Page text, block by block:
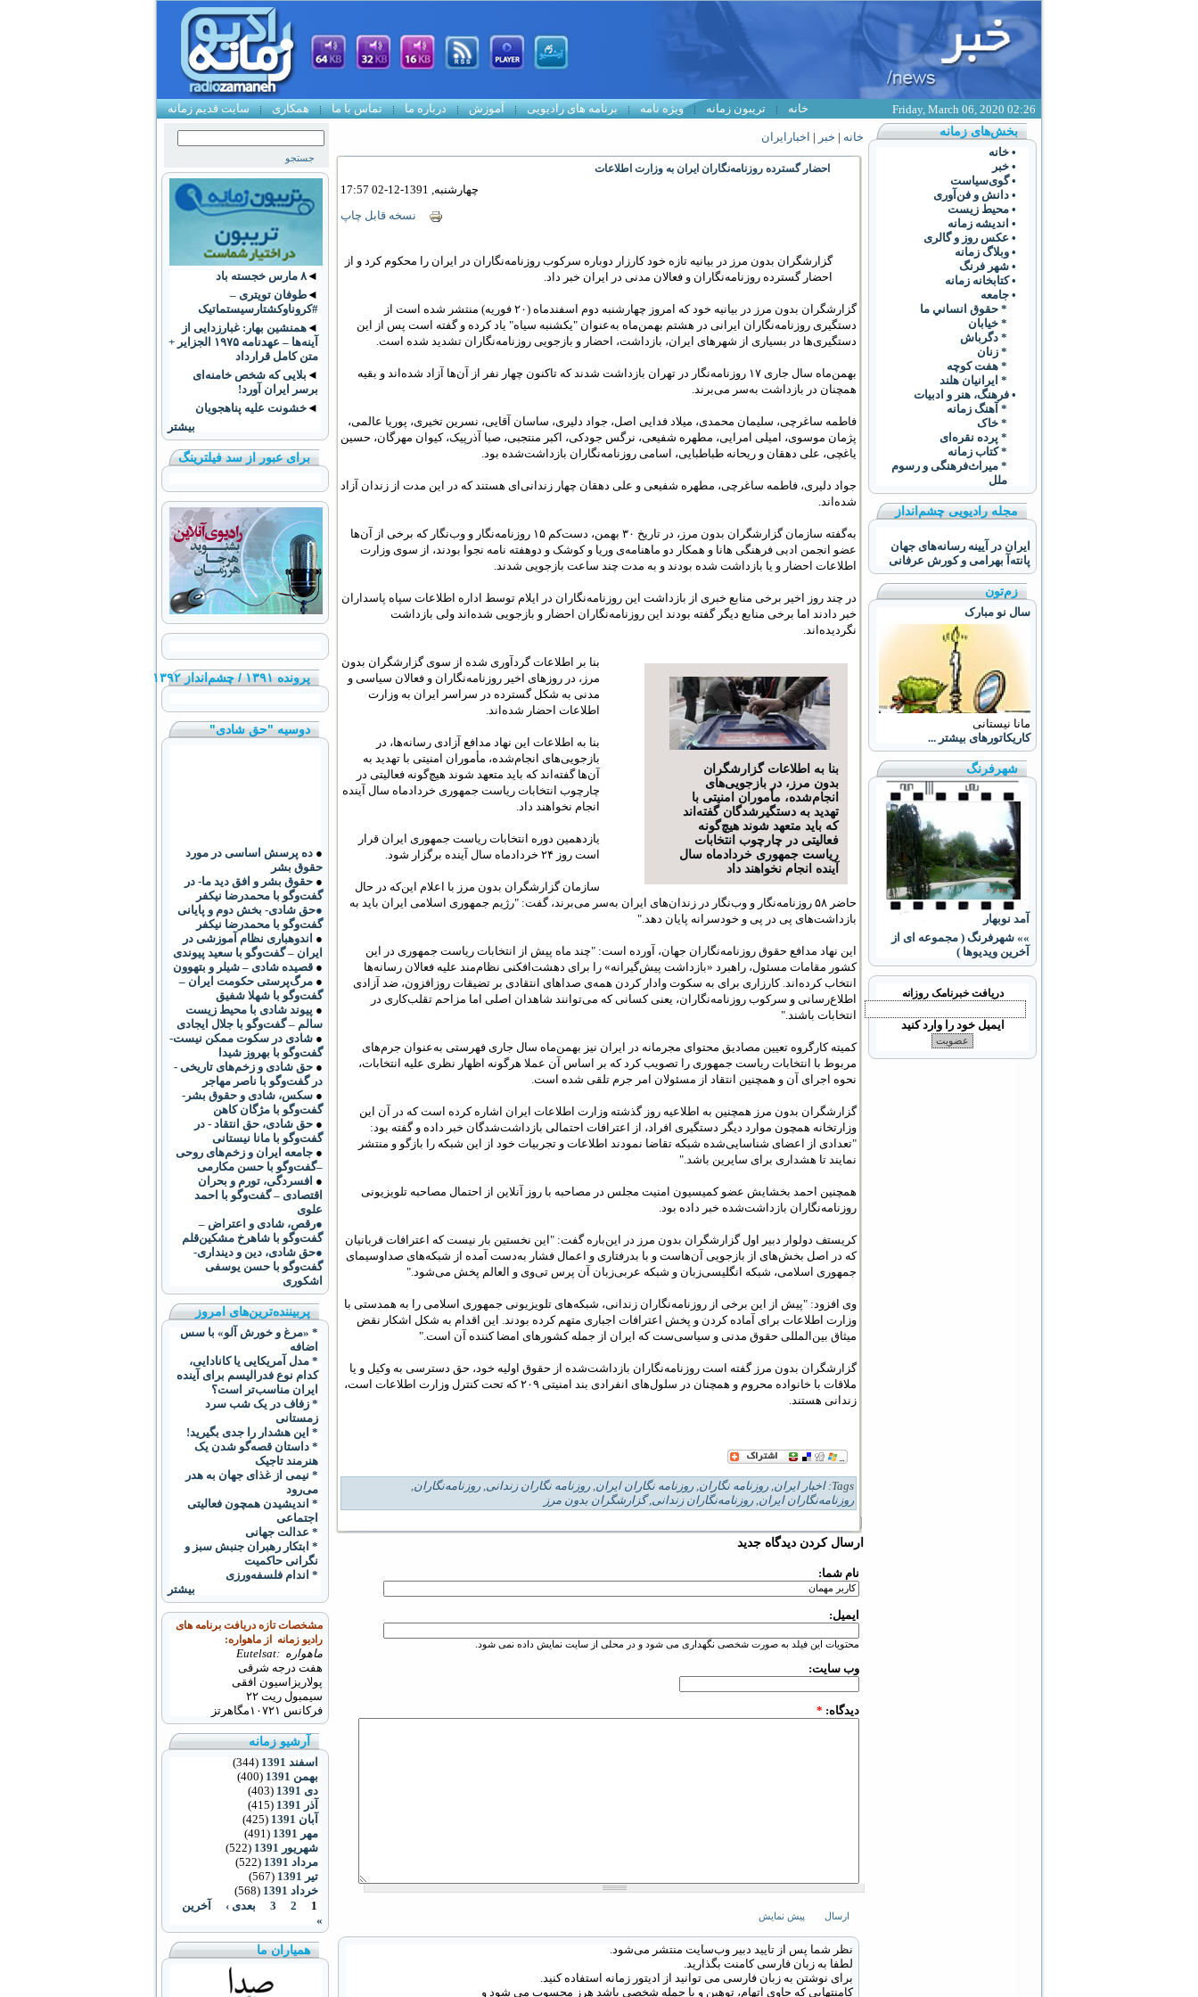
سایت قدیم زمانه همکاری تماس با ما درباره ما آموزش برنامه های رادیویی ویژه نامه تریبون زمانه خانه
بخش‌های زمانه
• خانه
• خبر
• گوی‌سياست
• دانش و فن‌آوری
• محیط زیست
• انديشه زمانه
• عکس روز و گالری
• وبلاگ زمانه
• شهر فرنگ
• کتابخانه زمانه
• جامعه
* حقوق انساني ما
* خيابان
* دگرباش
* زنان
* هفت کوچه
* ايرانيان هلند
• فرهنگ،‌ هنر و ادبيات
* آهنگ زمانه
* خاک
* پرده نقره‌ای
* کتاب زمانه
* ميراث‌فرهنگی و رسوم
ملل
مجله رادیویی چشم‌انداز
ایران در آیینه رسانه‌های جهان
پانته‌آ بهرامی و کورش عرفانی
زم‌تون
سال نو مبارک
مانا نیستانی
کاریکاتورهای بیشتر ...
شهرفرنگ
آمد نوبهار
»» شهرفرنگ ( مجموعه ای از
آخرین ویدیوها )
Friday, March 06, 2020 02:26
دریافت خبرنامک روزانه
ایمیل خود را وارد کنید
خانه | خبر | اخبارایران
احضار گسترده روزنامه‌نگاران ايران به وزارت اطلاعات
چهارشنبه, 1391-12-02 17:57
نسخه قابل چاپ
گزارشگران بدون مرز در بيانيه تازه خود کارزار دوباره سرکوب روزنامه‌نگاران در ايران را محکوم کرد و از
احضار گسترده روزنامه‌نگاران و فعالان مدنی در ايران خبر داد.
گزارشگران بدون مرز در بيانيه خود که امروز چهارشنبه دوم اسفندماه (۲۰ فوريه) منتشر شده است از
دستگيری روزنامه‌نگاران ايرانی در هشتم بهمن‌ماه به‌عنوان "يکشنبه سياه" ياد کرده و گفته است پس از اين
دستگيری‌ها در بسياری از شهرهای ايران، بازداشت، احضار و بازجويی روزنامه‌نگاران تشديد شده است.
بهمن‌ماه سال جاری ۱۷ روزنامه‌نگار در تهران بازداشت شدند که تاکنون چهار نفر از آن‌ها آزاد شده‌اند و بقيه
همچنان در بازداشت به‌سر می‌برند.
فاطمه ساغرچی، سليمان محمدی، ميلاد فدايی اصل، جواد دليری، ساسان آقايی، نسرين تخيری، پوريا عالمی،
پژمان موسوی، اميلی امرايی، مطهره شفيعی، نرگس جودکی، اکبر منتجبی، صبا آذرپيک، کيوان مهرگان، حسين
ياغچی، علی دهقان و ريحانه طباطبايی، اسامی روزنامه‌نگاران بازداشت‌شده بود.
جواد دليری، فاطمه ساغرچی، مطهره شفيعی و علی دهقان چهار زندانی‌ای هستند که در اين مدت از زندان آزاد
شده‌اند.
به‌گفته سازمان گزارشگران بدون مرز، در تاريخ ٣٠ بهمن، دست‌کم ۱۵ روزنامه‌نگار و وب‌نگار که برخی از آن‌ها
عضو انجمن ادبی فرهنگی هانا و همکار دو ماهنامه‌ی وريا و کوشک و دوهفته نامه نجوا بودند، از سوی وزارت
اطلاعات احضار و يا بازداشت شده بودند و به مدت چند ساعت بازجويی شدند.
در چند روز اخير برخی منابع خبری از بازداشت اين روزنامه‌نگاران در ايلام توسط اداره اطلاعات سپاه پاسداران
خبر دادند اما برخی منابع ديگر گفته‌ بودند این روزنامه‌نگاران احضار و بازجویی شده‌اند ولی بازداشت
نگردیده‌اند.
بنا به اطلاعات گزارشگران
بدون مرز، در بازجويی‌های
انجام‌شده، مأموران امنيتی با
تهديد به دستگيرشدگان گفته‌اند
که بايد متعهد شوند هيچ‌گونه
فعاليتی در چارچوب انتخابات
رياست جمهوری خرداد‌ماه سال
آينده انجام نخواهند داد
بنا بر اطلاعات گردآوری شده از سوی گزارشگران بدون
مرز، در روزهای اخير روزنامه‌نگاران و فعالان سياسی و
مدنی به شکل گسترده در سراسر ايران به وزارت
اطلاعات احضار شده‌اند.
بنا به اطلاعات اين نهاد مدافع آزادی رسانه‌ها، در
بازجويی‌های انجام‌شده، مأموران امنيتی با تهديد به
آن‌ها گفته‌اند که بايد متعهد شوند هيچ‌گونه فعاليتی در
چارچوب انتخابات رياست جمهوری خرداد‌ماه سال آينده
انجام نخواهند داد.
يازدهمين دوره انتخابات رياست جمهوری ايران قرار
است روز ۲۴ خردادماه سال آينده برگزار شود.
سازمان گزارشگران بدون مرز با اعلام اين‌که در حال
حاضر ۵۸ روزنامه‌نگار و وب‌نگار در زندان‌های ايران به‌سر می‌برند، گفت: "رژيم جمهوری اسلامی ايران بايد به
بازداشت‌های پی در پی و خودسرانه پايان دهد."
اين نهاد مدافع حقوق روزنامه‌نگاران جهان، آورده است: "چند ماه پيش از انتخابات رياست جمهوری در اين
کشور مقامات مسئول، راهبرد «بازداشت پيش‌گيرانه» را برای دهشت‌افکنی نظام‌مند عليه فعالان رسانه‌ها
انتخاب کرده‌اند. کارزاری برای به سکوت وادار کردن همه‌ی ‌صداهای انتقادی بر تضيقات روزافزون‌، ضد آزادی
اطلاع‌رسانی و سرکوب روزنامه‌نگاران، يعنی کسانی که می‌توانند شاهدان اصلی اما مزاحم تقلب‌کاری در
انتخابات باشند."
کميته‌ کارگروه تعيين مصاديق محتوای مجرمانه در ايران نيز بهمن‌ماه سال جاری فهرستی به‌عنوان جرم‌های
مربوط با انتخابات رياست جمهوری را تصويب کرد که بر اساس آن عملا هرگونه اظهار نظری عليه انتخابات،
نحوه اجرای آن و همچنين انتقاد از مسئولان امر جرم تلقی شده است.
گزارشگران بدون مرز همچنين به اطلاعيه روز گذشته وزارت اطلاعات ايران اشاره کرده است که در آن اين
وزارتخانه همچون موارد ديگر دستگيری افراد، از اعترافات احتمالی بازداشت‌شدگان خبر داده و گفته بود:
"تعدادی از اعضای شناسايی‌شده شبکه تقاضا نمودند اطلاعات و تجربيات خود از اين شبکه را بازگو و منتشر
نمايند تا هشداری برای سايرين باشد."
همچنين احمد بخشايش عضو کميسيون امنيت مجلس در مصاحبه با روز آنلاين از احتمال مصاحبه تلويزيونی
روزنامه‌نگاران بازداشت‌شده خبر داده بود.
کريستف دولوار دبير اول گزارشگران بدون مرز در اين‌باره گفت: "اين نخستين بار نيست که اعترافات قربانيان
که در اصل بخش‌های از بازجويی آن‌هاست و با بدرفتاری و اعمال فشار به‌دست آمده از شبکه‌های صداوسيمای
جمهوری اسلامی، شبکه انگليسی‌زبان و شبکه عربی‌زبان آن پرس تی‌وی و العالم پخش می‌شود."
وی افزود: "پيش از اين برخی از روزنامه‌نگاران زندانی، شبکه‌های تلويزيونی جمهوری اسلامی را به همدستی با
وزارت اطلاعات برای آماده‌ کردن و پخش اعترافات اجباری متهم کرده بودند. اين اقدام به شکل اشکار نقض
ميثاق بين‌المللی حقوق مدنی و سياسی‌ست که ايران از جمله کشورهای امضا کننده‌ آن است."
گزارشگران بدون مرز گفته است روزنامه‌نگاران بازداشت‌شده از حقوق اوليه خود، حق دسترسی به وکيل و يا
ملاقات با خانواده محروم و همچنان در سلول‌های انفرادی بند امنيتی ٢٠٩ که تحت کنترل وزارت اطلاعات است،
زندانی هستند.
Tags: اخبار ایران روزنامه نگاران روزنامه نگاران ايران روزنامه نگاران زندانی روزنامه‌نگاران
روزنامه‌نگاران ايران روزنامه‌نگاران زندانی ,گزارشگران بدون مرز
ارسال کردن دیدگاه جدید
نام شما:
ایمیل:
محتویات این فیلد به صورت شخصی نگهداری می شود و در محلی از سایت نمایش داده نمی شود.
وب سایت:
دیدگاه: *
نظر شما پس از تایید دبیر وب‌سایت منتشر می‌شود.
لطفا به زبان فارسی کامنت بگذارید.
برای نوشتن به زبان فارسی می توانید از ادیتور زمانه استفاده کنید.
کامنتهایی که حاوی اتهام، توهین و یا حمله شخصی باشد هرز محسوب می شود و
◄۸ مارس خجسته باد
◄ طوفان تویتری –
#کروناوکشتارسیستماتیک
◄ همنشین بهار: غبارزدایی از
آینه‌ها – عهدنامه ۱۹۷۵ الجزایر +
متن کامل قرارداد
◄ بلایی که شخص خامنه‌ای
برسر ایران آورد!
◄ خشونت علیه پناهجویان
بیشتر
برای عبور از سد فیلترینگ
پرونده ۱۳۹۱ / چشم‌انداز ۱۳۹۲
دوسیه "حق شادی"
● ده پرسش اساسی در مورد
حقوق بشر
● حقوق بشر و افق دید ما- در
گفت‌وگو با محمدرضا نیکفر
●حق شادی- بخش دوم و پایانی
گفت‌وگو با محمدرضا نیکفر
● اندوهباری نظام آموزشی در
ایران – گفت‌وگو با سعید پیوندی
● قصیده شادی – شیلر و بتهوون
● مرگ‌پرستی حکومت ایران –
گفت‌وگو با شهلا شفیق
● پیوند شادی با محیط زیست
سالم – گفت‌وگو با جلال ایجادی
● شادی در سکوت ممکن نیست-
گفت‌وگو با بهروز شیدا
● حق شادی و زخم‌های تاریخی -
در گفت‌وگو با ناصر مهاجر
● سکس، شادی و حقوق بشر-
گفت‌وگو با مژگان کاهن
● حق شادی، حق انتقاد - در
گفت‌وگو با مانا نیستانی
● جامعه ایران و زخم‌های روحی
–گفت‌وگو با حسن مکارمی
● افسردگی، تورم و بحران
اقتصادی – گفت‌وگو با احمد
علوی
●رقص، شادی و اعتراض –
گفت‌و‌گو با شاهرخ مشکین‌قلم
●حق شادی، دین و دینداری-
گفت‌وگو با حسن یوسفی
اشکوری
پربیننده‌ترین‌های امروز
* «مرغ و خورش آلو» با سس
اضافه
* مدل آمریکایی یا کانادایی،
کدام نوع فدرالیسم برای آینده
ایران مناسب‌‌تر است؟
* زفاف در یک شب سرد
زمستانی
* این هشدار را جدی بگیرید!
* داستان قصه‌‌گو شدن یک
هنرمند تاجیک
* نیمی از غذای جهان به هدر
می‌رود
* اندیشیدن همچون فعالیتی
اجتماعی
* عدالت جهانی
* ابتکار رهبران جنبش سبز و
نگرانی حاکمیت
* اندام فلسفه‌ورزی
بیشتر
مشخصات تازه دریافت برنامه های
رادیو زمانه از ماهواره:
ماهواره :Eutelsat
هفت درجه شرقی
پولاریزاسیون افقی
سیمبول ریت ۲۲
فرکانس ۱۰۷۲۱ مگاهرتز
آرشیو زمانه
اسفند 1391
(344)
بهمن 1391
(400)
دی 1391
(403)
آذر 1391
(415)
آبان 1391
(425)
مهر 1391
(491)
شهریور 1391
(522)
مرداد 1391
(522)
تیر 1391
(567)
خرداد 1391
(568)
1
2
3 بعدی ›
آخرین
»
همیاران ما